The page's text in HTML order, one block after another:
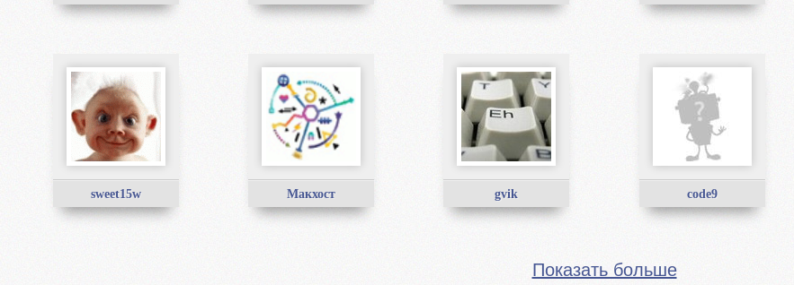
sweet15w Макхост gvik code9
Показать больше